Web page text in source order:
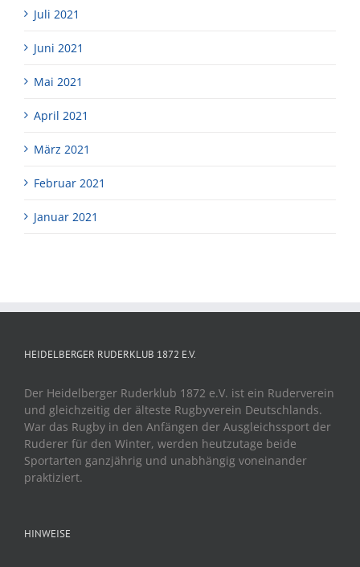
Juli 2021
Juni 2021
Mai 2021
April 2021
März 2021
Februar 2021
Januar 2021
HEIDELBERGER RUDERKLUB 1872 E.V.
Der Heidelberger Ruderklub 1872 e.V. ist ein Ruderverein
und gleichzeitig der älteste Rugbyverein Deutschlands.
War das Rugby in den Anfängen der Ausgleichssport der
Ruderer für den Winter, werden heutzutage beide
Sportarten ganzjährig und unabhängig voneinander
praktiziert.
HINWEISE